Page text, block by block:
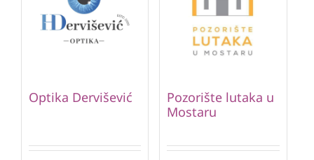
Optika Dervišević
Pozorište lutaka u
Mostaru